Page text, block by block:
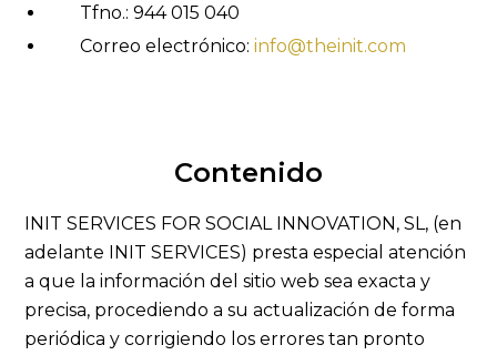
Tfno.: 944 015 040
Correo electrónico:info@theinit.com
Contenido
INIT SERVICES FOR SOCIAL INNOVATION, SL, (en
adelante INIT SERVICES) presta especial atención
a que la información del sitio web sea exacta y
precisa, procediendo a su actualización de forma
periódica y corrigiendo los errores tan pronto